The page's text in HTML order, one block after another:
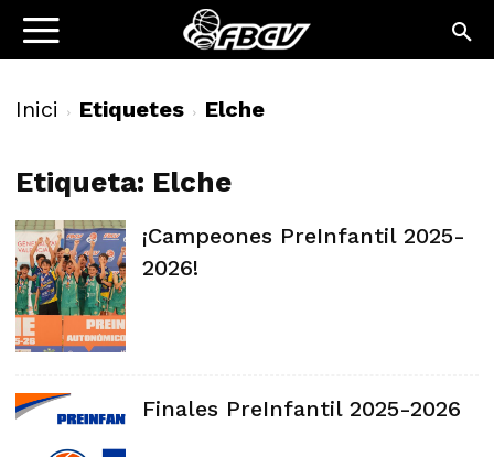
Inici Etiquetes Elche
Etiqueta: Elche
¡Campeones PreInfantil 2025-
2026!
Finales PreInfantil 2025-2026